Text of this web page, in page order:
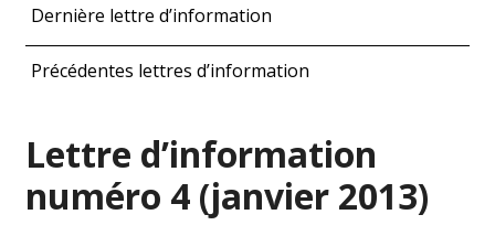
Dernière lettre d’information
Précédentes lettres d’information
Lettre d’information
numéro 4 (janvier 2013)